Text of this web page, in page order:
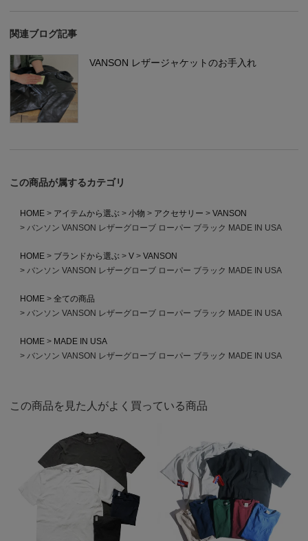
関連ブログ記事
VANSON レザージャケットのお手入れ
この商品が属するカテゴリ
HOME アイテムから選ぶ 小物 アクセサリー
VANSON
バンソン VANSON レザーグローブ ローパー ブラック MADE IN USA
HOME ブランドから選ぶ V
VANSON
バンソン VANSON レザーグローブ ローパー ブラック MADE IN USA
HOME
全ての商品
バンソン VANSON レザーグローブ ローパー ブラック MADE IN USA
HOME
MADE IN USA
バンソン VANSON レザーグローブ ローパー ブラック MADE IN USA
この商品を見た人がよく買っている商品